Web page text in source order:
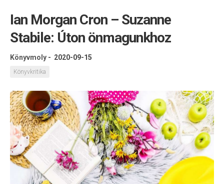
Ian Morgan Cron – Suzanne
Stabile: Úton önmagunkhoz
Könyvmoly - 2020-09-15
Könyvkritika